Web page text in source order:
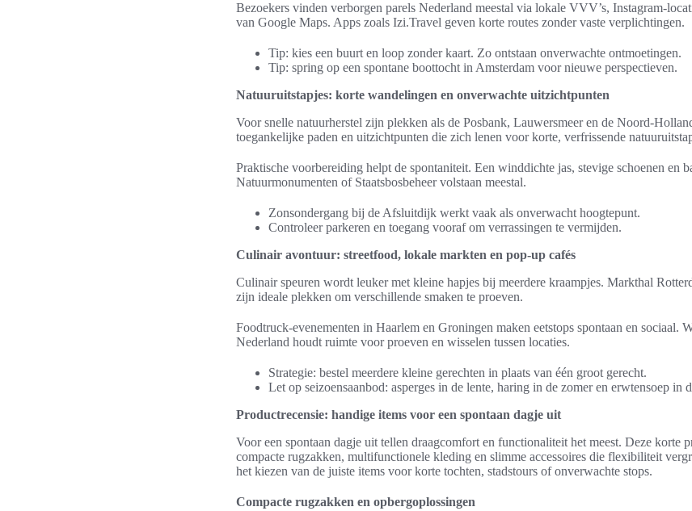
Bezoekers vinden verborgen parels Nederland meestal via lokale VVV’s, Instagram-
van Google Maps. Apps zoals Izi.Travel geven korte routes zonder vaste verplichtingen.
Tip: kies een buurt en loop zonder kaart. Zo ontstaan onverwachte ontmoetingen.
Tip: spring op een spontane boottocht in Amsterdam voor nieuwe perspectieven.
Natuuruitstapjes: korte wandelingen en onverwachte uitzichtpunten
Voor snelle natuurherstel zijn plekken als de Posbank, Lauwersmeer en de Noord-
toegankelijke paden en uitzichtpunten die zich lenen voor korte, verfrissende
Praktische voorbereiding helpt de spontaniteit. Een winddichte jas, stevige schoenen en
Natuurmonumenten of Staatsbosbeheer volstaan meestal.
Zonsondergang bij de Afsluitdijk werkt vaak als onverwacht hoogtepunt.
Controleer parkeren en toegang vooraf om verrassingen te vermijden.
Culinair avontuur: streetfood, lokale markten en pop-up cafés
Culinair speuren wordt leuker met kleine hapjes bij meerdere kraampjes. Markthal
zijn ideale plekken om verschillende smaken te proeven.
Foodtruck-evenementen in Haarlem en Groningen maken eetstops spontaan en sociaal.
Nederland houdt ruimte voor proeven en wisselen tussen locaties.
Strategie: bestel meerdere kleine gerechten in plaats van één groot gerecht.
Let op seizoensaanbod: asperges in de lente, haring in de zomer en erwtensoep in
Productrecensie: handige items voor een spontaan dagje uit
Voor een spontaan dagje uit tellen draagcomfort en functionaliteit het meest. Deze korte
compacte rugzakken, multifunctionele kleding en slimme accessoires die flexibiliteit
het kiezen van de juiste items voor korte tochten, stadstours of onverwachte stops.
Compacte rugzakken en opbergoplossingen